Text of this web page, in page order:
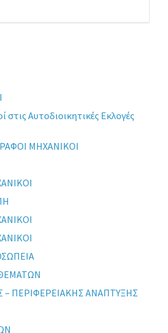
στις Αυτοδιοικητικές Εκλογές
ΜΗΧΑΝΙΚΟΙ
– ΠΕΡΙΦΕΡΕΙΑΚΗΣ ΑΝΑΠΤΥΞΗΣ